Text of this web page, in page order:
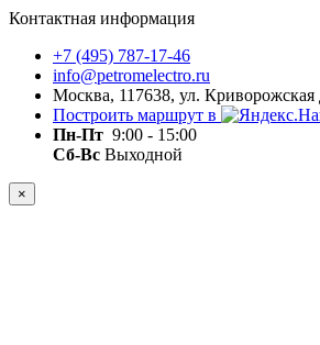
Контактная информация
+7 (495) 787-17-46
info@petromelectro.ru
Москва, 117638, ул. Криворожская
Построить маршрут в
Пн-Пт 9:00 - 15:00
Сб-Вс Выходной
×